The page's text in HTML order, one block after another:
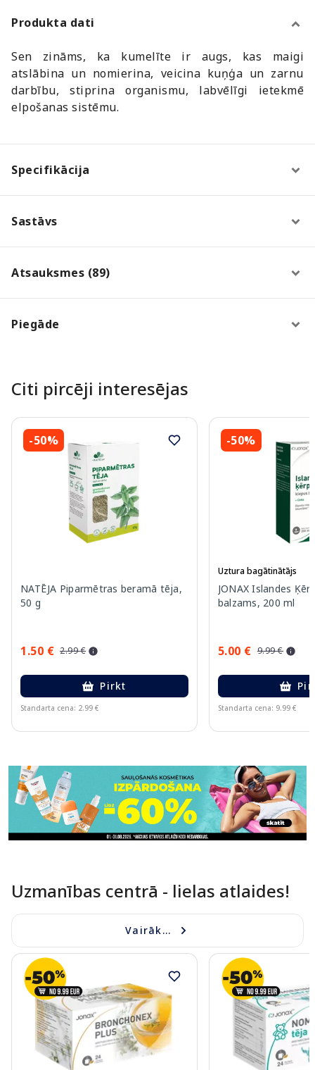
Produkta dati
Sen zināms, ka kumelīte ir augs, kas maigi
atslābina un nomierina, veicina kuņģa un zarnu
darbību, stiprina organismu, labvēlīgi ietekmē
elpošanas sistēmu.
Specifikācija
Sastāvs
Atsauksmes (89)
Piegāde
Citi pircēji interesējas
-50%
NATĒJA Piparmētras beramā tēja,
50 g
1.50 € 2.99 €
Pirkt
Standarta cena: 2.99 €
-50%
Uztura bagātinātājs
JONAX Islandes
balzams, 200 ml
5.00 € 9.99 €
Standarta cena: 9.99 €
Uzmanības centrā - lielas atlaides!
Vairāk...